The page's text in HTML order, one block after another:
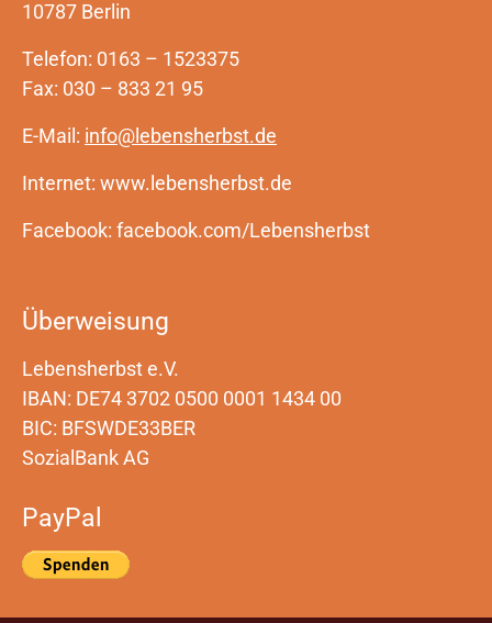
10787 Berlin
Telefon: 0163 – 1523375
Fax: 030 – 833 21 95
E-Mail: info@lebensherbst.de
Internet: www.lebensherbst.de
Facebook: facebook.com/Lebensherbst
Überweisung
Lebensherbst e.V.
IBAN: DE74 3702 0500 0001 1434 00
BIC: BFSWDE33BER
SozialBank AG
PayPal